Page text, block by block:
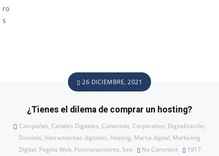
26 DICIEMBRE, 2021
¿Tienes el dilema de comprar un hosting?
Campañas, Canales Digitales, Contenido, Corporativo, Digitalización,
Dominio, Herramientas digitales, Hosting, Marca digital, Marketing
Digital, Pagina Web, Posicionamiento, Seo No Comment
1917